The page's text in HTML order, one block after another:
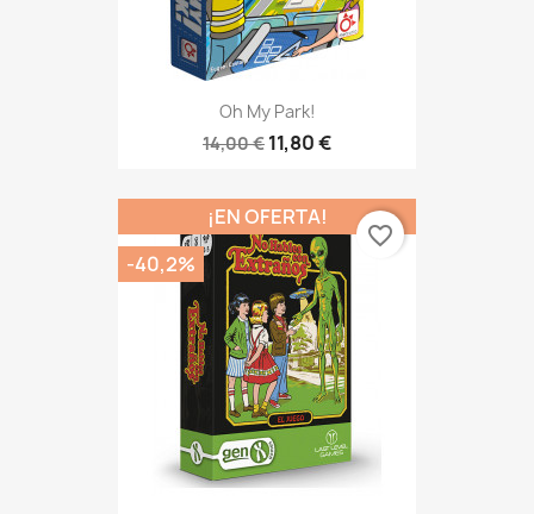
Oh My Park!
14,00 € 11,80 €
¡EN OFERTA!
-40,2%
favorite_border